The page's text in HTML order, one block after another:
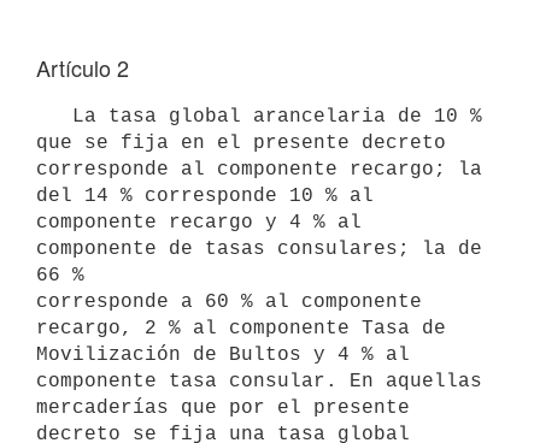
Artículo 2
que se fija en el presente decreto
corresponde al componente recargo; la
del 14 % corresponde 10 % al
componente recargo y 4 % al
componente de tasas consulares; la de
66 %
corresponde a 60 % al componente
recargo, 2 % al componente Tasa de
Movilización de Bultos y 4 % al
componente tasa consular. En aquellas
mercaderías que por el presente
decreto se fija una tasa global